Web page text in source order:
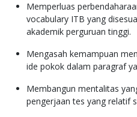
Memperluas
vocabulary ITB yang
akademik perguruan tinggi.
Mengasah kemampuan
ide pokok dalam paragraf
Membangun mentalitas
pengerjaan tes yang relatif